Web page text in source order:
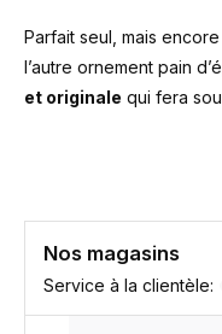
Parfait seul, mais
l’autre ornement pain
et originale qui fera
Nos magasins
Service à la clientèle: